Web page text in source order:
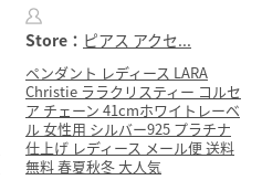
Store： ピアス アクセ...
ペンダント レディース LARA
Christie ララクリスティー コルセ
ア チェーン 41cmホワイトレーベ
ル 女性用 シルバー925 プラチナ
仕上げ レディース メール便 送料
無料 春夏秋冬 大人気